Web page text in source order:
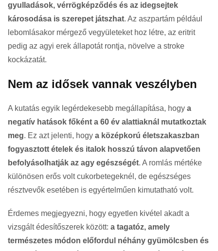
gyulladások, vérrögképződés és az idegsejtek
károsodása is szerepet játszhat. Az aszpartám például
lebomlásakor mérgező vegyületeket hoz létre, az eritrit
pedig az agyi erek állapotát rontja, növelve a stroke
kockázatát.
Nem az idősek vannak veszélyben
A kutatás egyik legérdekesebb megállapítása, hogy a
negatív hatások főként a 60 év alattiaknál mutatkoztak
meg. Ez azt jelenti, hogy a középkorú életszakaszban
fogyasztott ételek és italok hosszú távon alapvetően
befolyásolhatják az agy egészségét. A romlás mértéke
különösen erős volt cukorbetegeknél, de egészséges
résztvevők esetében is egyértelműen kimutatható volt.
Érdemes megjegyezni, hogy egyetlen kivétel akadt a
vizsgált édesítőszerek között: a tagatóz, amely
természetes módon előfordul néhány gyümölcsben és